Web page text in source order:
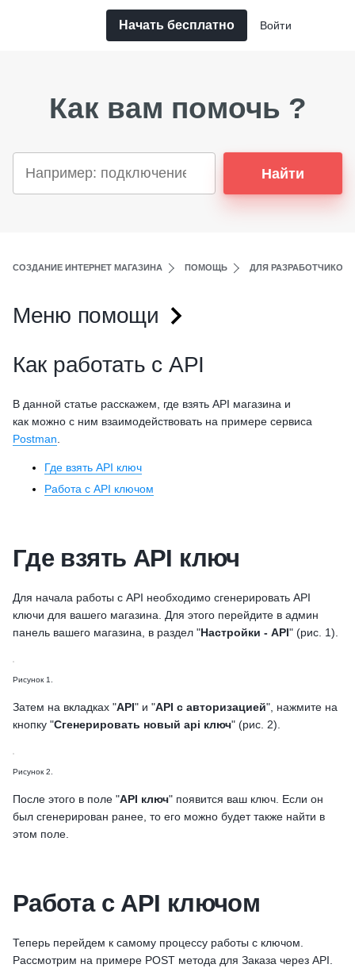
Начать бесплатно Войти
Как вам помочь ?
Найти
СОЗДАНИЕ ИНТЕРНЕТ МАГАЗИНА ПОМОЩЬ ДЛЯ РАЗРАБОТЧИКОВ
Меню помощи
Как работать с API
В данной статье расскажем, где взять API магазина и
как можно с ним взаимодействовать на примере сервиса
Postman
Где взять API ключ
Работа с API ключом
Где взять API ключ
Для начала работы с API необходимо сгенерировать API
ключи для вашего магазина. Для этого перейдите в админ
панель вашего магазина, в раздел "Настройки - API" (рис. 1).
Рисунок 1.
Затем на вкладках "API" и "API с авторизацией", нажмите на
кнопку "Сгенерировать новый api ключ" (рис. 2).
Рисунок 2.
После этого в поле "API ключ" появится ваш ключ. Если он
был сгенерирован ранее, то его можно будет также найти в
этом поле.
Работа с API ключом
Теперь перейдем к самому процессу работы с ключом.
Рассмотрим на примере POST метода для Заказа через API.